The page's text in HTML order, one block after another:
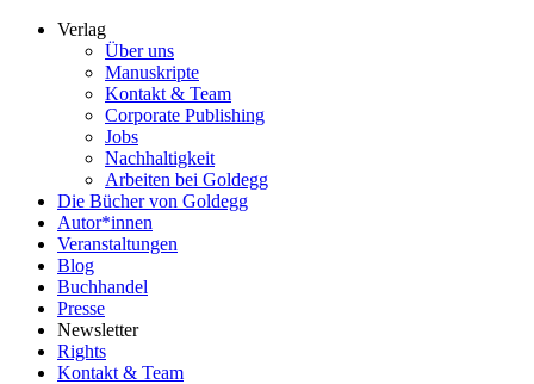
Verlag
Über uns
Manuskripte
Kontakt & Team
Corporate Publishing
Jobs
Nachhaltigkeit
Arbeiten bei Goldegg
Die Bücher von Goldegg
Autor*innen
Veranstaltungen
Blog
Buchhandel
Presse
Newsletter
Rights
Kontakt & Team